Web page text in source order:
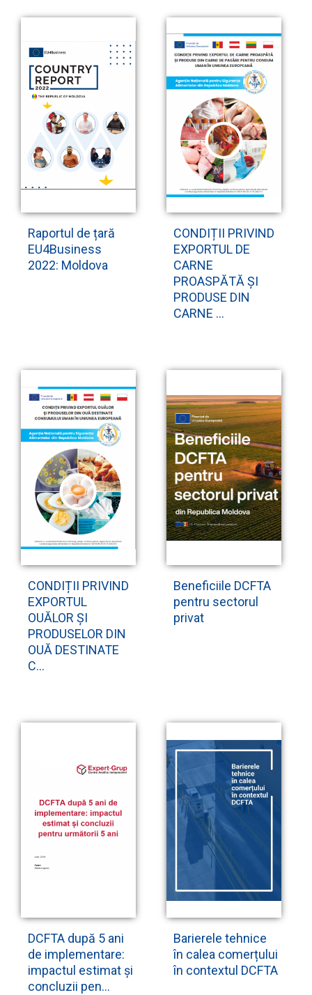
Raportul de țară
EU4Business
2022: Moldova
CONDIȚII PRIVIND
EXPORTUL DE
CARNE
PROASPĂTĂ ȘI
PRODUSE DIN
CARNE ...
CONDIȚII PRIVIND
EXPORTUL
OUĂLOR ȘI
PRODUSELOR DIN
OUĂ DESTINATE
C...
Beneficiile DCFTA
pentru sectorul
privat
DCFTA după 5 ani
de implementare:
impactul estimat și
concluzii pen...
Barierele tehnice
în calea comerțului
în contextul DCFTA